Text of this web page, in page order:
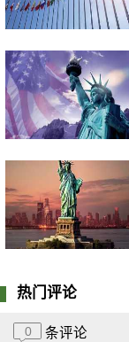
热门评论
0 条评论